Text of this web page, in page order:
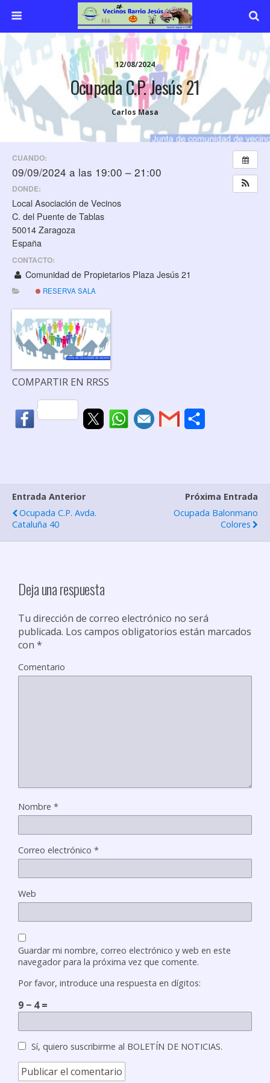
12/08/2024
Ocupada C.P. Jesús 21
Carlos Masa
CUANDO:
09/09/2024 a las 19:00 – 21:00
DONDE:
Local Asociación de Vecinos
C. del Puente de Tablas
50014 Zaragoza
España
CONTACTO:
Comunidad de Propietarios Plaza Jesús 21
RESERVA SALA
COMPARTIR EN RRSS
a
t
Entrada Anterior
Ocupada C.P. Avda.
Cataluña 40
Próxima Entrada
Ocupada Balonmano
Colores
Deja una respuesta
Tu dirección de correo electrónico no será
publicada. Los campos obligatorios están marcados
con *
Comentario
Nombre *
Correo electrónico *
Web
Guardar mi nombre, correo electrónico y web en este
navegador para la próxima vez que comente.
Por favor, introduce una respuesta en dígitos:
9 − 4 =
Sí, quiero suscribirme al BOLETÍN DE NOTICIAS.